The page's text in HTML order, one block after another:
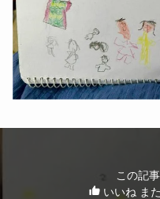
この記
いいね ま